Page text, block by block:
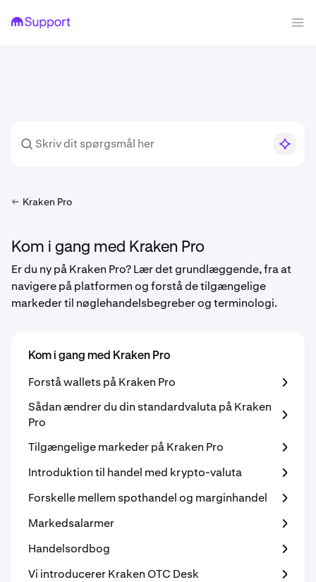
Kraken Pro
Kom i gang med Kraken Pro
Er du ny på Kraken Pro? Lær det grundlæggende, fra at
navigere på platformen og forstå de tilgængelige
markeder til nøglehandelsbegreber og terminologi.
Kom i gang med Kraken Pro
Forstå wallets på Kraken Pro
Sådan ændrer du din standardvaluta på Kraken
Pro
Tilgængelige markeder på Kraken Pro
Introduktion til handel med krypto-valuta
Forskelle mellem spothandel og marginhandel
Markedsalarmer
Handelsordbog
Vi introducerer Kraken OTC Desk